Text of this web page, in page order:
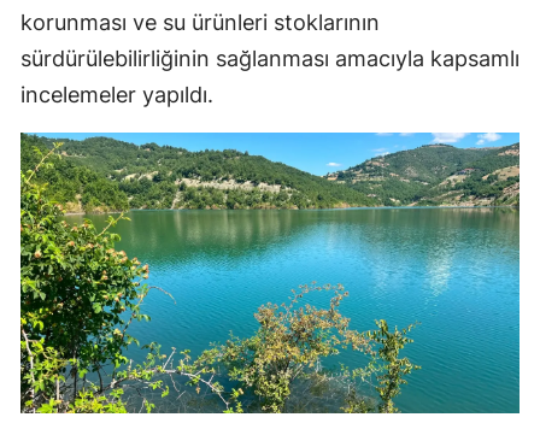
korunması ve su ürünleri stoklarının
sürdürülebilirliğinin sağlanması amacıyla kapsamlı
incelemeler yapıldı.